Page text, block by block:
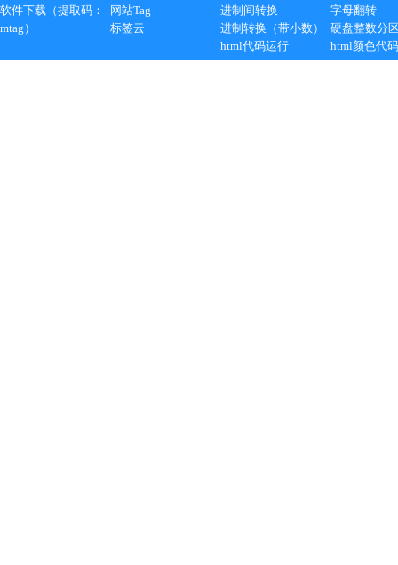
软件下载（提取码：
mtag）
网站Tag
标签云
进制间转换
进制转换（带小数）
html代码运行
字母翻转
硬盘整数分
html颜色代码